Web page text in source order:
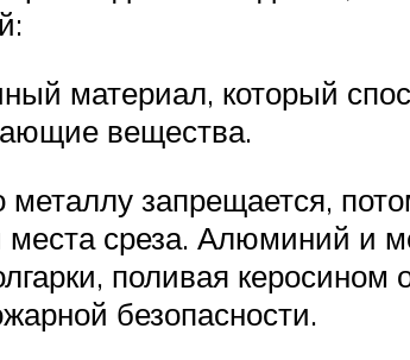
материал, который
вещества.
запрещается,
места среза. Алюминий и
поливая керосином
безопасности.